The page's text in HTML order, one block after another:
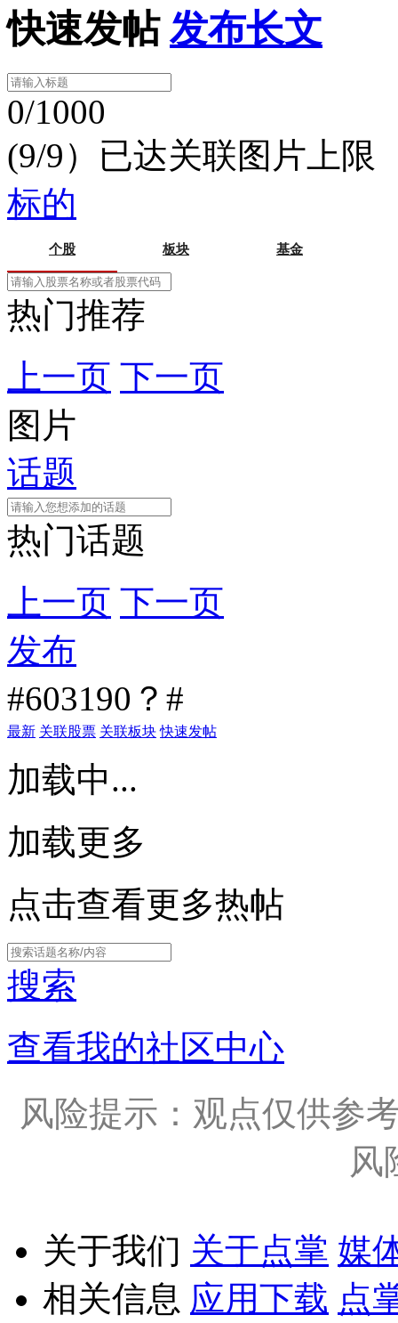
快速发帖 发布长文
0/1000
(9/9）已达关联图片上限
标的
个股 板块 基金
热门推荐
上一页 下一页
图片
话题
热门话题
上一页 下一页
发布
#603190？#
最新 关联股票 关联板块 快速发帖
加载中...
加载更多
点击查看更多热帖
搜索
查看我的社区中心
风险提示：观点仅供参
风
关于我们 关于点掌 媒
相关信息 应用下载 点